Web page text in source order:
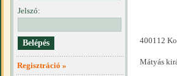
Jelszó:
Regisztráció »
400112
Mátyás